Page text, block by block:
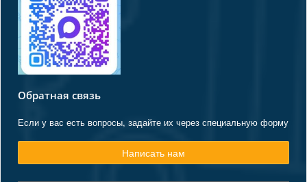
Обратная связь
Если у вас есть вопросы, задайте их через специальную форму
Написать нам